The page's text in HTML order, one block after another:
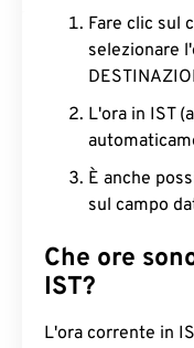
Fare clic sul
selezionare
L'ora in IST
È anche
sul campo
Che ore
IST?
L'ora corrente in